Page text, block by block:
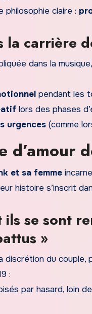
philosophie claire :
la carrière
dans la musique,
pendant les
lors des phases
urgences (comme
d’amour
et sa femme
histoire s’inscrit
ils se sont
»
discrétion du couple,
:
par hasard, loin